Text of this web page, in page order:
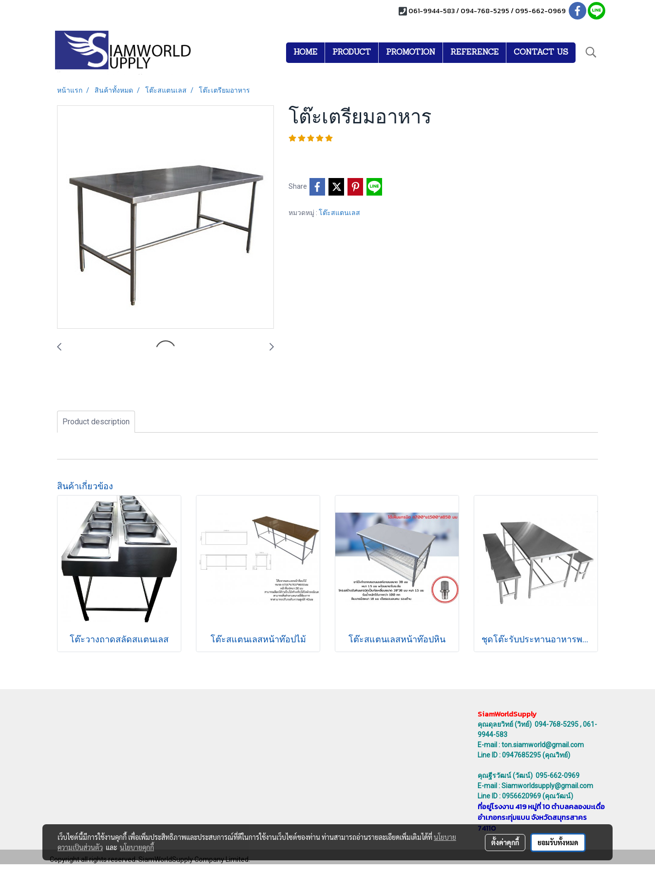
061-9944-583 / 094-768-5295 / 095-662-0969
HOME PRODUCT PROMOTION REFERENCE CONTACT US
หน้าแรก สินค้าทั้งหมด โต๊ะสแตนเลส โต๊ะเตรียมอาหาร
โต๊ะเตรียมอาหาร
Share
หมวดหมู่ : โต๊ะสแตนเลส
Product description
สินค้าเกี่ยวข้อง
โต๊ะวางถาดสลัดสแตนเลส โต๊ะสแตนเลสหน้าท๊อปไม้ โต๊ะสแตนเลสหน้าท๊อปหิน ชุดโต๊ะรับประทานอาหารพร้อมม้านั่งยาวสแตนเลส
SiamWorldSupply
คุณดุลยวิทย์ (วิทย์) 094-768-5295 , 061-
9944-583
E-mail : ton.siamworld@gmail.com
Line ID : 0947685295 (คุณวิทย์)
คุณฐีรวัฒน์ (วัฒน์) 095-662-0969
E-mail : Siamworldsupply@gmail.com
Line ID : 0956620969 (คุณวัฒน์)
ที่อยู่โรงงาน 419 หมู่ที่ 10 ตำบลคลองมะเดื่อ
อำเภอกระทุ่มแบน จังหวัดสมุทรสาคร
74110
Copyright all rights reserved. SiamWorldSupply Company Limited.
เว็บไซต์นี้มีการใช้งานคุกกี้ เพื่อเพิ่มประสิทธิภาพและประสบการณ์ที่ดีในการใช้งานเว็บไซต์ของท่าน ท่านสามารถอ่านรายละเอียดเพิ่มเติมได้ที่นโยบาย
ความเป็นส่วนตัว และ นโยบายคุกกี้
ตั้งค่าคุกกี้ ยอมรับทั้งหมด